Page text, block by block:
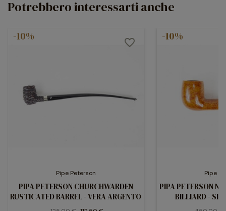
Potrebbero interessarti anche
-10%
Pipe Peterson
PIPA PETERSON CHURCHWARDEN
RUSTICATED BARREL - VERA ARGENTO
favorite_border -10%
Pipe
PIPA PETERSON
BILLIARD -